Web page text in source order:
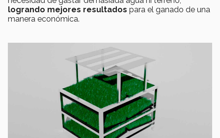
logrando mejores resultados para el ganado de una
manera económica.